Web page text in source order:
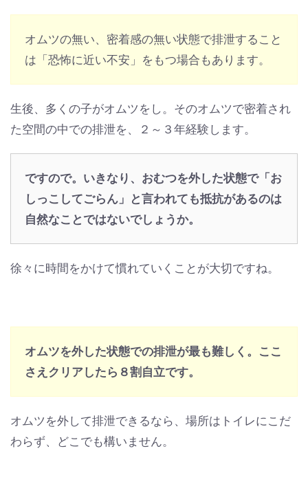
オムツの無い、密着感の無い状態で排泄すること
は「恐怖に近い不安」をもつ場合もあります。
生後、多くの子がオムツをし。そのオムツで密着され
た空間の中での排泄を、２～３年経験します。
ですので。いきなり、おむつを外した状態で「お
しっこしてごらん」と言われても抵抗があるのは
自然なことではないでしょうか。
徐々に時間をかけて慣れていくことが大切ですね。
オムツを外した状態での排泄が最も難しく。ここ
さえクリアしたら８割自立です。
オムツを外して排泄できるなら、場所はトイレにこだ
わらず、どこでも構いません。